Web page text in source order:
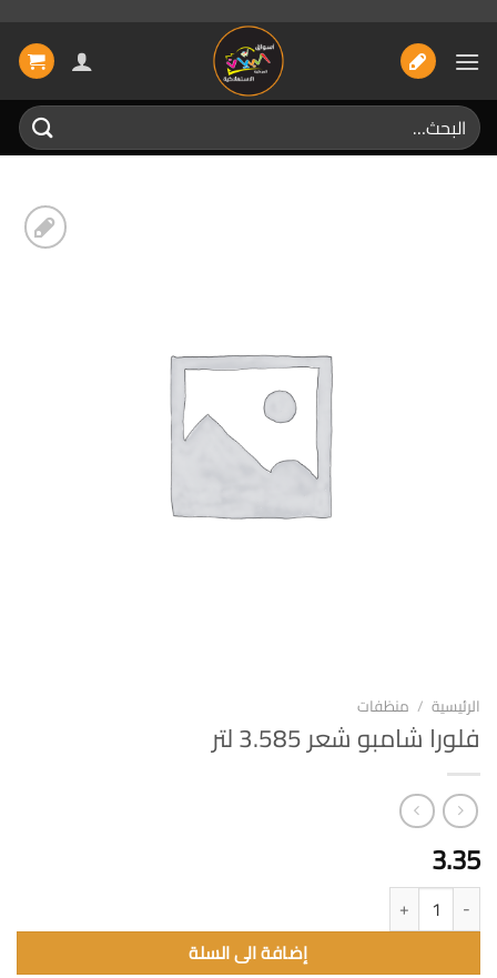
البحث
عن:
الرئيسية / منظفات
فلورا شامبو شعر 3.585 لتر
3.35
كمية فلورا شامبو شعر 3.585 لتر
إضافة الى السلة